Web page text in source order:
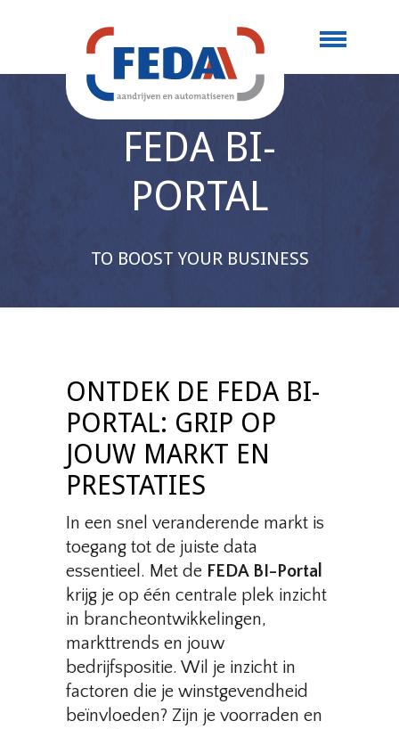
FEDA BI-
PORTAL
TO BOOST YOUR BUSINESS
ONTDEK DE FEDA BI-
PORTAL: GRIP OP
JOUW MARKT EN
PRESTATIES
In een snel veranderende markt is
toegang tot de juiste data
essentieel. Met de FEDA BI-Portal
krijg je op één centrale plek inzicht
in brancheontwikkelingen,
markttrends en jouw
bedrijfspositie. Wil je inzicht in
factoren die je winstgevendheid
beïnvloeden? Zijn je voorraden en